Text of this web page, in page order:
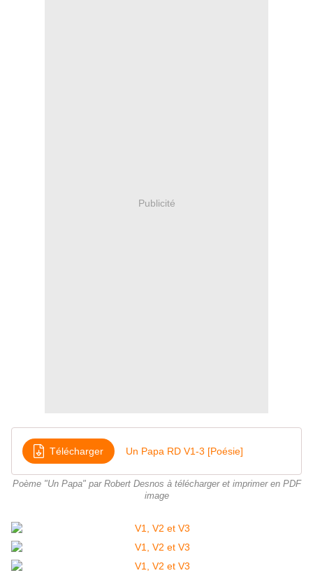
Publicité
Télécharger Un Papa RD V1-3 [Poésie]
Poème "Un Papa" par Robert Desnos à télécharger et imprimer en PDF
image